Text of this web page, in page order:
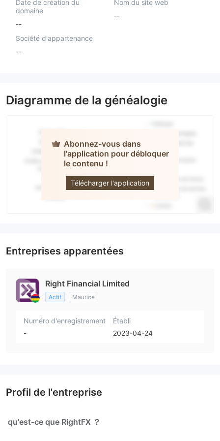
Date de création du
domaine
--
Nom du site web
--
Société d'appartenance
--
Diagramme de la généalogie
Abonnez-vous dans
l'application pour débloquer
le contenu !
Télécharger l'application
RightFX
Entreprises apparentées
Right Financial Limited
Actif Maurice
Numéro d'enregistrement
-
Établi
2023-04-24
Profil de l'entreprise
qu'est-ce que RightFX ？